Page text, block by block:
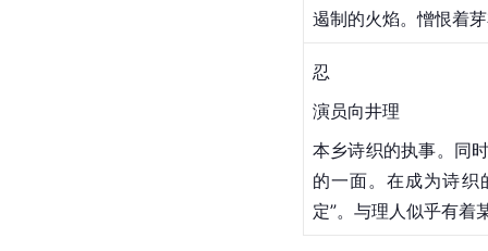
遏制的火焰。憎恨着
忍
演员向井理
本乡诗织的执事。同
的一面。在成为诗织
定”。与理人似乎有着